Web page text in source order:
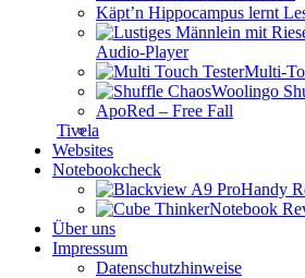
Käpt’n Hippocampus lernt
Audio-Player
Multi-
Woolingo
ApoRed – Free Fall
Tivela
Websites
Notebookcheck
Handy
Notebook
Über uns
Impressum
Datenschutzhinweise